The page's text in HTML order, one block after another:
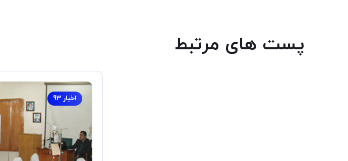
پست های مرتبط
اخبار 93